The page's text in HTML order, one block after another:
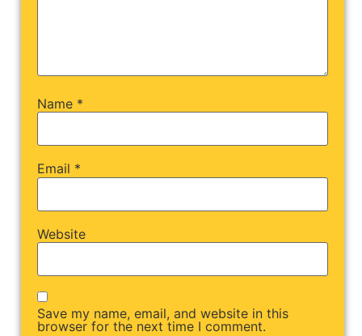
Name *
Email *
Website
Save my name, email, and website in this
browser for the next time I comment.